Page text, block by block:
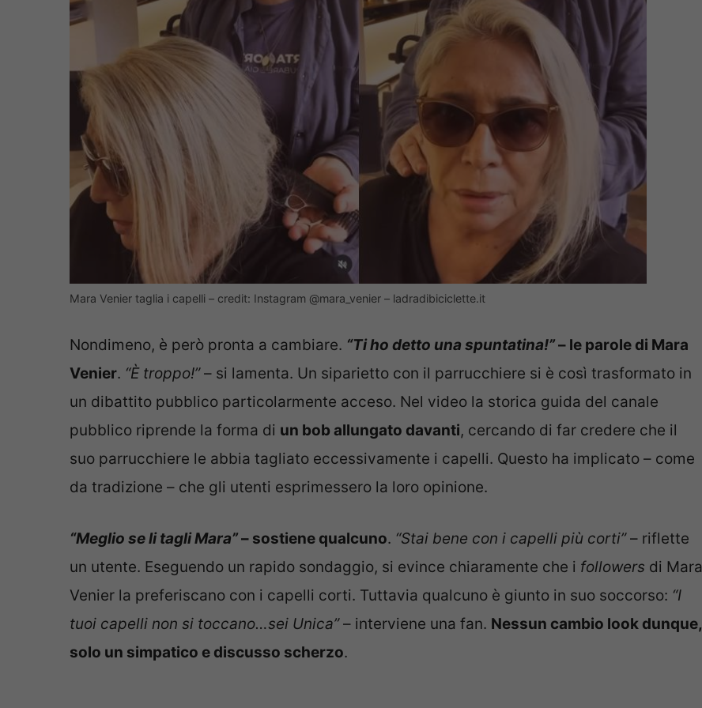
Mara Venier taglia i capelli – credit: Instagram @mara_venier – ladradibiciclette.it
Nondimeno, è però pronta a cambiare. “Ti ho detto una spuntatina!”– le parole di Mara
Venier. “È troppo!”– si lamenta. Un siparietto con il parrucchiere si è così trasformato in
un dibattito pubblico particolarmente acceso. Nel video la storica guida del canale
pubblico riprende la forma di un bob allungato davanti, cercando di far credere che il
suo parrucchiere le abbia tagliato eccessivamente i capelli. Questo ha implicato – come
da tradizione – che gli utenti esprimessero la loro opinione.
“Meglio se li tagli Mara”– sostiene qualcuno. “Stai bene con i capelli più corti”– riflette
un utente. Eseguendo un rapido sondaggio, si evince chiaramente che i followers di Mara
Venier la preferiscano con i capelli corti. Tuttavia qualcuno è giunto in suo soccorso: “I
tuoi capelli non si toccano…sei Unica”– interviene una fan. Nessun cambio look dunque,
solo un simpatico e discusso scherzo.